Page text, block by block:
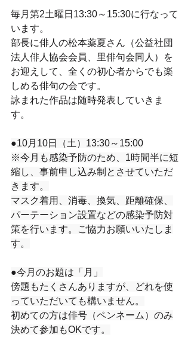
毎月第2土曜日13:30～15:30に行なって
います。
部長に俳人の松本薬夏さん（公益社団
法人俳人協会会員、里俳句会同人）を
お迎えして、全くの初心者からでも楽
しめる俳句の会です。
詠まれた作品は随時発表していきま
す。
●10月10日（土）13:30～15:00
※今月も感染予防のため、1時間半に短
縮し、事前申し込み制とさせていただ
きます。
マスク着用、消毒、換気、距離確保、
パーテーション設置などの感染予防対
策を行います。ご協力お願いいたしま
す。
●今月のお題は「月」
傍題もたくさんありますが、どれを使
っていただいても構いません。
初めての方は俳号（ペンネーム）のみ
決めて参加もOKです。